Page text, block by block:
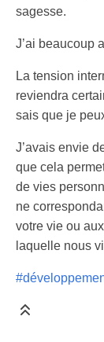
sagesse.
J’ai beaucoup
La tension
reviendra
sais que je
J’avais envie
que cela
de vies
ne
votre vie ou
laquelle nous